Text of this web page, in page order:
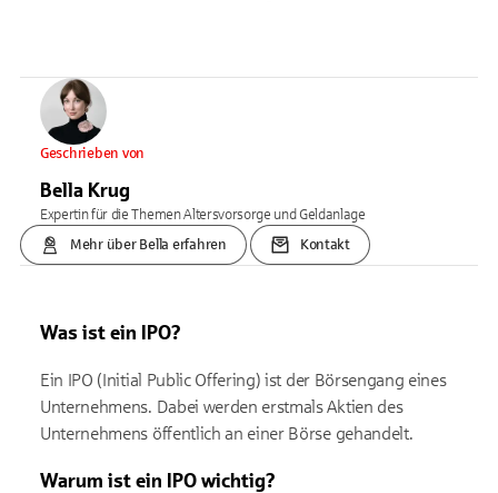
Geschrieben von
Bella Krug
Expertin für die Themen Altersvorsorge und Geldanlage
Mehr über Bella erfahren
Kontakt
Was ist ein IPO?
Ein IPO (Initial Public Offering) ist der Börsengang eines
Unternehmens. Dabei werden erstmals Aktien des
Unternehmens öffentlich an einer Börse gehandelt.
Warum ist ein IPO wichtig?